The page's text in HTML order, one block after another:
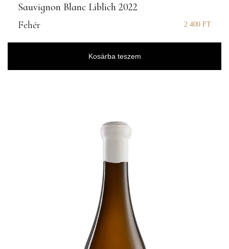
Sauvignon Blanc Liblich 2022
Fehér
2 400 FT
Kosárba teszem